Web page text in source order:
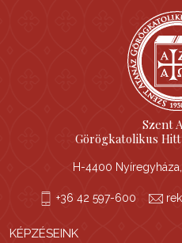
Szent
Görögkatolikus
H-4400
+36 42 597-600
KÉPZÉSEINK